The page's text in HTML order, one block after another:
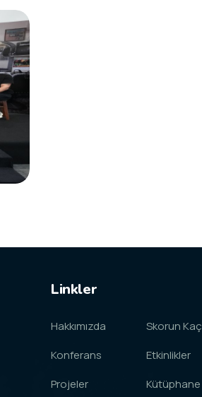
Linkler
Hakkımızda
Konferans
Projeler
Skorun Kaç
Etkinlikler
Kütüphane